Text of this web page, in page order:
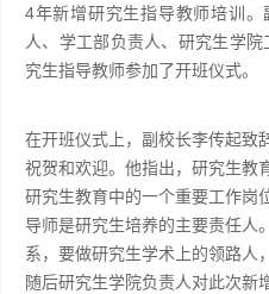
4年新增研究生指导教师培训
人、学工部负责人、研究生学
究生指导教师参加了开班仪式。
在开班仪式上，副校长李传起致
祝贺和欢迎。他指出，研究生教
研究生教育中的一个重要工作岗
导师是研究生培养的主要责任人
系，要做研究生学术上的领路人
随后研究生学院负责人对此次新